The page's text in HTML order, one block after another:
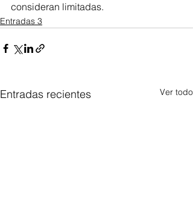
consideran limitadas.
Entradas 3
Entradas recientes Ver todo